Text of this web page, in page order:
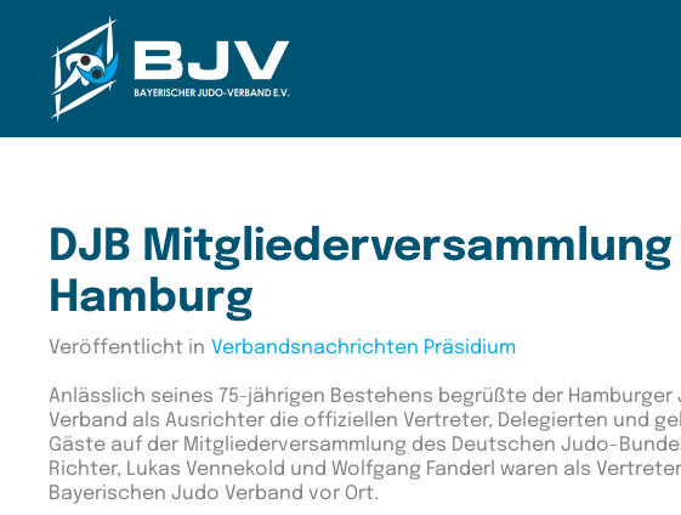
Zum Hauptinhalt springen
DJB Mitgliederversammlung
Hamburg
Veröffentlicht in Verbandsnachrichten Präsidium
Anlässlich seines 75-jährigen Bestehens begrüßte der Hamburger
Verband als Ausrichter die offiziellen Vertreter, Delegierten und
Gäste auf der Mitgliederversammlung des Deutschen Judo-
Richter, Lukas Vennekold und Wolfgang Fanderl waren als
Bayerischen Judo Verband vor Ort.